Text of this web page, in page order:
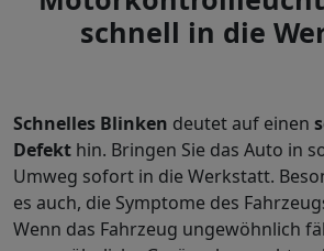
schnell in die
Schnelles Blinken deutet auf einen
Defekt hin. Bringen Sie das Auto in
Umweg sofort in die Werkstatt.
es auch, die Symptome des
Wenn das Fahrzeug ungewöhnlich